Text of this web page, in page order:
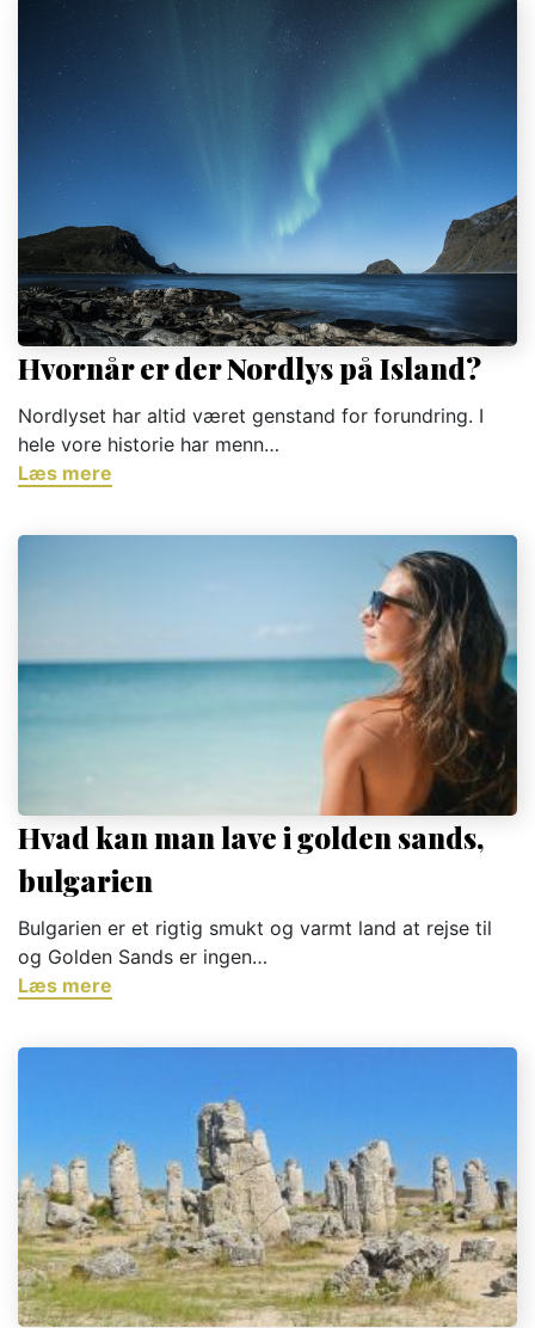
Hvornår er der Nordlys på Island?
Nordlyset har altid været genstand for forundring. I
hele vore historie har menn…
Læs mere
Hvad kan man lave i golden sands,
bulgarien
Bulgarien er et rigtig smukt og varmt land at rejse til
og Golden Sands er ingen…
Læs mere